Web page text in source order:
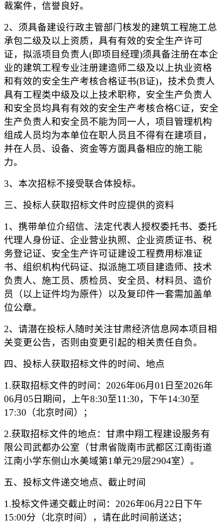
裁案件，信誉良好。
2、须具备建设行政主管部门核发的建筑工程施工总
承包二级及以上资质， 具有有效的安全生产许可
证， 拟派项目负责人(即项目经理)须具备注册在本企
业的建筑工程专业注册建造师二级及以上执业资格
和有效的安全生产考核合格证书(B证)，技术负责人
具有工程类中级及以上技术职称，安全生产负责人
和安全员均具有有效的安全生产考核合格C证，安全
生产负责人和安全员不能为同一人 ， 项目管理机构
组成人员均为本单位在职人员且不得有在建项目，
并在人员、设备、资金等方面具备相应的施工能
力。
3、本次招标不接受联合体投标。
三、投标人获取招标文件时应提供的资料
1、携带单位介绍信、法定代表人授权委托书、委托
代理人身份证、企业营业执照、企业资质证书、税
务登记证、安全生产许可证建设工程费用标准证
书、组织机构代码证、拟派施工项目建造师、技术
负责人、施工员、质检员、安全员、材料员、造价
员（以上证件均为原件）以及复印件一套需加盖单
位公章。
2、请潜在投标人随时关注甘肃经济信息网本项目相
关变更公告，否则由变更引起的相关责任自负。
四、投标人获取招标文件的时间、地点
1.获取招标文件的时间：2026年06月 01 日至2026年
06月 05 日期间，上午8:30至11:30，下午14:30至
17:30（北京时间）；
2.获取招标文件的地点： 甘肃中翔工程建设服务有
限公司武都办公室（甘肃省陇南市武都区江南街道
江南小学东侧山水美域第1单元29层2904室）。
五、投标文件递交地点、截止时间
1.投标文件递交截止时间：2026年06月 22 日 下午
15:00分（北京时间），请在此时间前送达；